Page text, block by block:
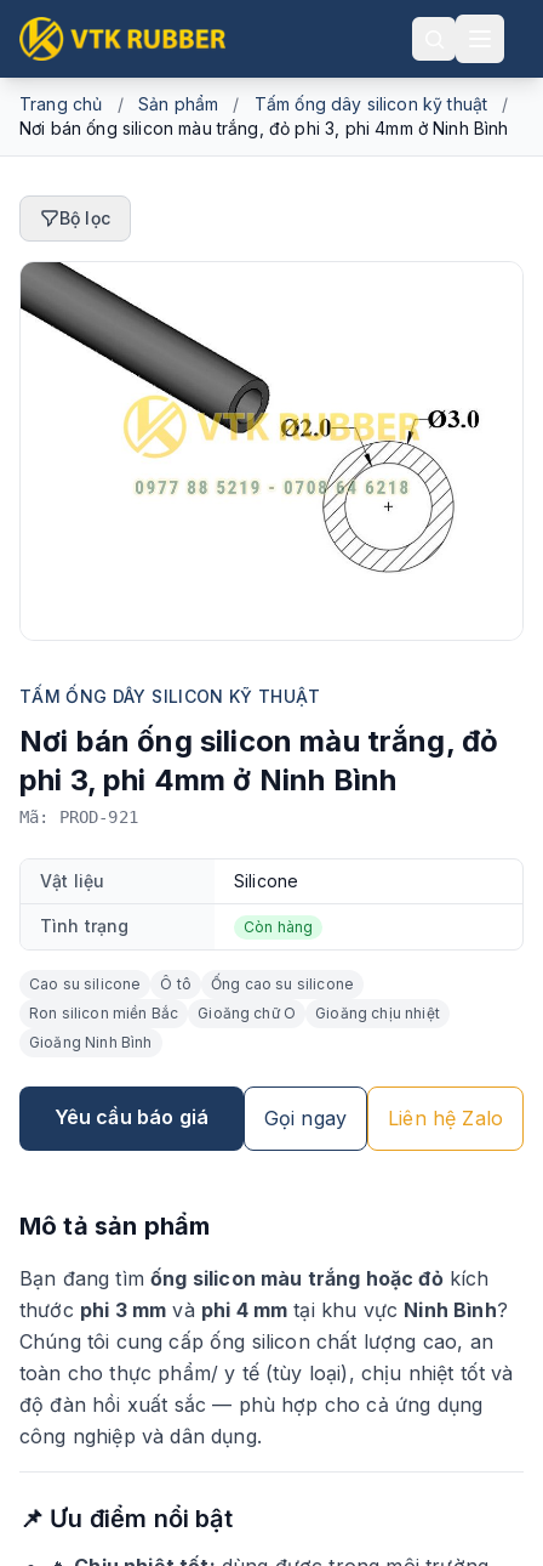
Trang chủ / Sản phẩm / Tấm ống dây silicon kỹ thuật
/
Nơi bán ống silicon màu trắng, đỏ phi 3, phi 4mm ở Ninh Bình
Bộ lọc
TẤM ỐNG DÂY SILICON KỸ THUẬT
Nơi bán ống silicon màu trắng, đỏ
phi 3, phi 4mm ở Ninh Bình
Mã: PROD-921
Vật liệu Silicone
Tình trạng Còn hàng
Cao su silicone Ô tô
Ống cao su silicone
Ron silicon miền Bắc
Gioăng chữ O
Gioăng chịu nhiệt
Gioăng Ninh Bình
Yêu cầu báo giá Gọi ngay Liên hệ Zalo
Mô tả sản phẩm
Bạn đang tìmống silicon màu trắng hoặc đỏkích
thước phi 3 mm và phi 4 mm tại khu vực Ninh Bình?
Chúng tôi cung cấp ống silicon chất lượng cao, an
toàn cho thực phẩm/ y tế (tùy loại), chịu nhiệt tốt và
độ đàn hồi xuất sắc — phù hợp cho cả ứng dụng
công nghiệp và dân dụng.
📌 Ưu điểm nổi bật